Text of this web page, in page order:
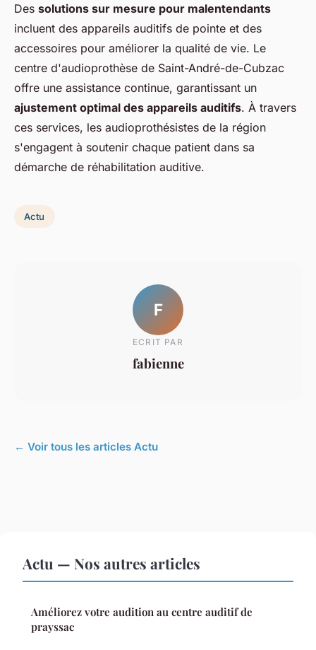
Des solutions sur mesure pour malentendants
incluent des appareils auditifs de pointe et des
accessoires pour améliorer la qualité de vie. Le
centre d'audioprothèse de Saint-André-de-Cubzac
offre une assistance continue, garantissant un
ajustement optimal des appareils auditifs. À travers
ces services, les audioprothésistes de la région
s'engagent à soutenir chaque patient dans sa
démarche de réhabilitation auditive.
Actu
F
ECRIT PAR
fabienne
← Voir tous les articles Actu
Actu — Nos autres articles
Améliorez votre audition au centre auditif de
prayssac